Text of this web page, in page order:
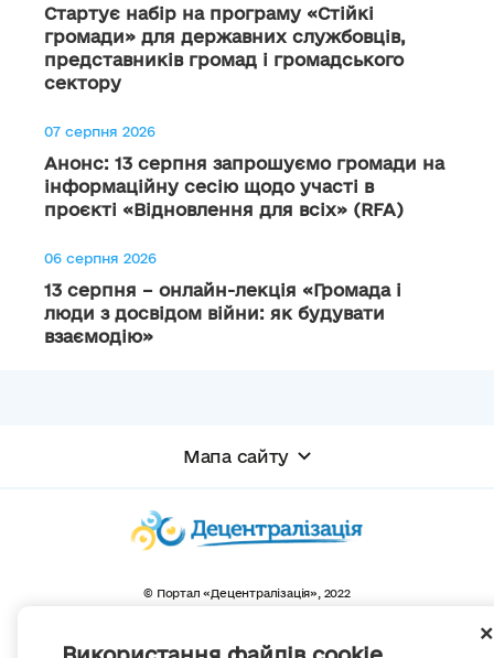
Стартує набір на програму «Стійкі
громади» для державних службовців,
представників громад і громадського
сектору
07 серпня 2026
Анонс: 13 серпня запрошуємо громади на
інформаційну сесію щодо участі в
проєкті «Відновлення для всіх» (RFA)
06 серпня 2026
13 серпня – онлайн-лекція «Громада і
люди з досвідом війни: як будувати
взаємодію»
Мапа сайту
© Портал «Децентралізація», 2022
та територіальної організації влади в Україні.